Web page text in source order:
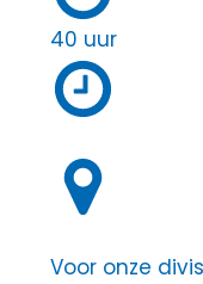
40 uur
Voor onze